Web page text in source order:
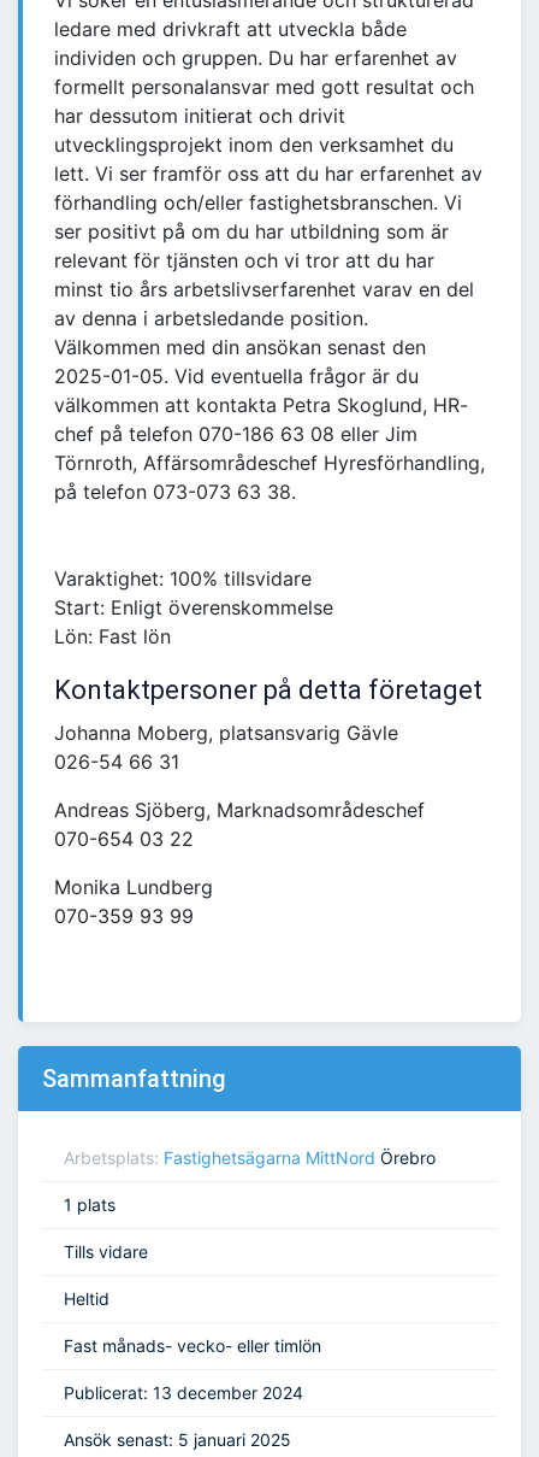
ledare med drivkraft att utveckla både
individen och gruppen. Du har erfarenhet av
formellt personalansvar med gott resultat och
har dessutom initierat och drivit
utvecklingsprojekt inom den verksamhet du
lett. Vi ser framför oss att du har erfarenhet av
förhandling och/eller fastighetsbranschen. Vi
ser positivt på om du har utbildning som är
relevant för tjänsten och vi tror att du har
minst tio års arbetslivserfarenhet varav en del
av denna i arbetsledande position.
Välkommen med din ansökan senast den
2025-01-05. Vid eventuella frågor är du
välkommen att kontakta Petra Skoglund, HR-
chef på telefon 070-186 63 08 eller Jim
Törnroth, Affärsområdeschef Hyresförhandling,
på telefon 073-073 63 38.
Varaktighet: 100% tillsvidare
Start: Enligt överenskommelse
Lön: Fast lön
Kontaktpersoner på detta företaget
Johanna Moberg, platsansvarig Gävle
026-54 66 31
Andreas Sjöberg, Marknadsområdeschef
070-654 03 22
Monika Lundberg
070-359 93 99
Sammanfattning
Arbetsplats: Fastighetsägarna MittNord Örebro
1 plats
Tills vidare
Heltid
Fast månads- vecko- eller timlön
Publicerat: 13 december 2024
Ansök senast: 5 januari 2025